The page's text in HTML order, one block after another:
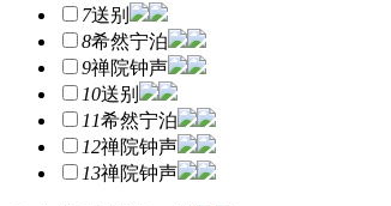
7送别
8希然宁泊
9禅院钟声
10送别
11希然宁泊
12禅院钟声
13禅院钟声